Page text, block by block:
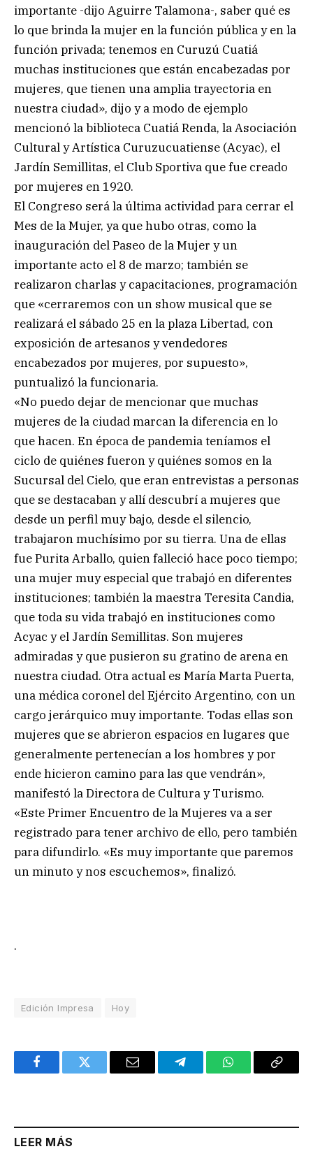
importante -dijo Aguirre Talamona-, saber qué es
lo que brinda la mujer en la función pública y en la
función privada; tenemos en Curuzú Cuatiá
muchas instituciones que están encabezadas por
mujeres, que tienen una amplia trayectoria en
nuestra ciudad», dijo y a modo de ejemplo
mencionó la biblioteca Cuatiá Renda, la Asociación
Cultural y Artística Curuzucuatiense (Acyac), el
Jardín Semillitas, el Club Sportiva que fue creado
por mujeres en 1920.
El Congreso será la última actividad para cerrar el
Mes de la Mujer, ya que hubo otras, como la
inauguración del Paseo de la Mujer y un
importante acto el 8 de marzo; también se
realizaron charlas y capacitaciones, programación
que «cerraremos con un show musical que se
realizará el sábado 25 en la plaza Libertad, con
exposición de artesanos y vendedores
encabezados por mujeres, por supuesto»,
puntualizó la funcionaria.
«No puedo dejar de mencionar que muchas
mujeres de la ciudad marcan la diferencia en lo
que hacen. En época de pandemia teníamos el
ciclo de quiénes fueron y quiénes somos en la
Sucursal del Cielo, que eran entrevistas a personas
que se destacaban y allí descubrí a mujeres que
desde un perfil muy bajo, desde el silencio,
trabajaron muchísimo por su tierra. Una de ellas
fue Purita Arballo, quien falleció hace poco tiempo;
una mujer muy especial que trabajó en diferentes
instituciones; también la maestra Teresita Candia,
que toda su vida trabajó en instituciones como
Acyac y el Jardín Semillitas. Son mujeres
admiradas y que pusieron su gratino de arena en
nuestra ciudad. Otra actual es María Marta Puerta,
una médica coronel del Ejército Argentino, con un
cargo jerárquico muy importante. Todas ellas son
mujeres que se abrieron espacios en lugares que
generalmente pertenecían a los hombres y por
ende hicieron camino para las que vendrán»,
manifestó la Directora de Cultura y Turismo.
«Este Primer Encuentro de la Mujeres va a ser
registrado para tener archivo de ello, pero también
para difundirlo. «Es muy importante que paremos
un minuto y nos escuchemos», finalizó.
.
Edición Impresa Hoy
FacebookTwitter Email TelegramWhatsAppCopy
LEER MÁS